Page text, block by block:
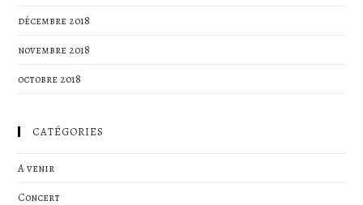
décembre 2018
novembre 2018
octobre 2018
CATÉGORIES
A venir
Concert